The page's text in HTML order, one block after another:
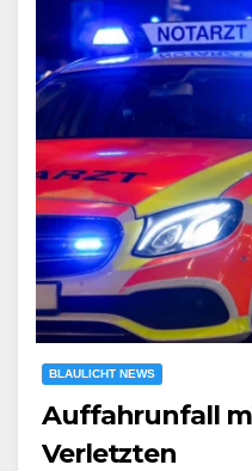
BLAULICHT NEWS
Auffahrunfall
Verletzten